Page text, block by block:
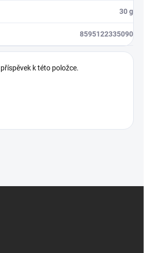
30 g
8595122335090
k této položce.